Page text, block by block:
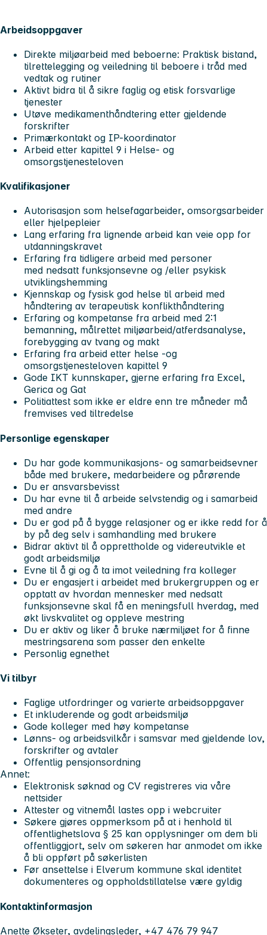
Arbeidsoppgaver
Direkte miljøarbeid med beboerne: Praktisk bistand,
tilrettelegging og veiledning til beboere i tråd med
vedtak og rutiner
Aktivt bidra til å sikre faglig og etisk forsvarlige
tjenester
Utøve medikamenthåndtering etter gjeldende
forskrifter
Primærkontakt og IP-koordinator
Arbeid etter kapittel 9 i Helse- og
omsorgstjenesteloven
Kvalifikasjoner
Autorisasjon som helsefagarbeider, omsorgsarbeider
eller hjelpepleier
Lang erfaring fra lignende arbeid kan veie opp for
utdanningskravet
Erfaring fra tidligere arbeid med personer
med nedsatt funksjonsevne og /eller psykisk
utviklingshemming
Kjennskap og fysisk god helse til arbeid med
håndtering av terapeutisk konflikthåndtering
Erfaring og kompetanse fra arbeid med 2:1
bemanning, målrettet miljøarbeid/atferdsanalyse,
forebygging av tvang og makt
Erfaring fra arbeid etter helse -og
omsorgstjenesteloven kapittel 9
Gode IKT kunnskaper, gjerne erfaring fra Excel,
Gerica og Gat
Politiattest som ikke er eldre enn tre måneder må
fremvises ved tiltredelse
Personlige egenskaper
Du har gode kommunikasjons- og samarbeidsevner
både med brukere, medarbeidere og pårørende
Du er ansvarsbevisst
Du har evne til å arbeide selvstendig og i samarbeid
med andre
Du er god på å bygge relasjoner og er ikke redd for å
by på deg selv i samhandling med brukere
Bidrar aktivt til å opprettholde og videreutvikle et
godt arbeidsmiljø
Evne til å gi og å ta imot veiledning fra kolleger
Du er engasjert i arbeidet med brukergruppen og er
opptatt av hvordan mennesker med nedsatt
funksjonsevne skal få en meningsfull hverdag, med
økt livskvalitet og oppleve mestring
Du er aktiv og liker å bruke nærmiljøet for å finne
mestringsarena som passer den enkelte
Personlig egnethet
Vi tilbyr
Faglige utfordringer og varierte arbeidsoppgaver
Et inkluderende og godt arbeidsmiljø
Gode kolleger med høy kompetanse
Lønns- og arbeidsvilkår i samsvar med gjeldende lov,
forskrifter og avtaler
Offentlig pensjonsordning
Annet:
Elektronisk søknad og CV registreres via våre
nettsider
Attester og vitnemål lastes opp i webcruiter
Søkere gjøres oppmerksom på at i henhold til
offentlighetslova § 25 kan opplysninger om dem bli
offentliggjort, selv om søkeren har anmodet om ikke
å bli oppført på søkerlisten
Før ansettelse i Elverum kommune skal identitet
dokumenteres og oppholdstillatelse være gyldig
Kontaktinformasjon
Anette Økseter, avdelingsleder, +47 476 79 947